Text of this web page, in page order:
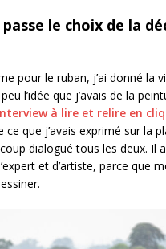
le choix de la
pour le ruban, j’ai donné la
l’idée que j’avais de la
à lire et relire en
que j’avais exprimé sur la
dialogué tous les deux. Il
et d’artiste, parce que